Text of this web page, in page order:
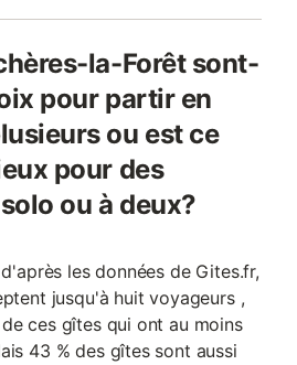
la-Forêt sont-
pour partir en
ou est ce
pour des
ou à deux?
les données de Gites.fr,
jusqu'à huit voyageurs ,
ces gîtes qui ont au moins
43 % des gîtes sont aussi